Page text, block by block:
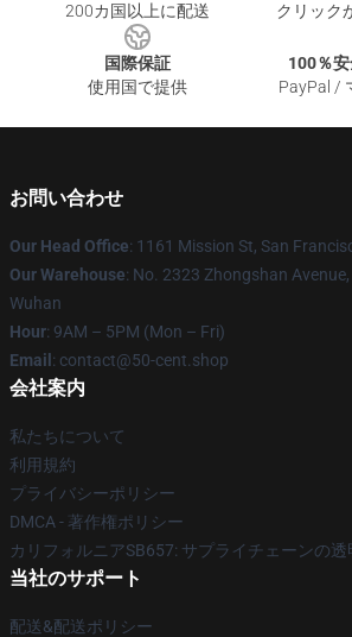
200カ国以上に配送
クリック
国際保証
使用国で提供
100％
PayPal /
お問い合わせ
Our Head Office: 1161 Mission St, San
Our Warehouse: No. 2323 Zhongshan
Wuhan
Hour: 9AM – 5PM (Mon – Fri)
Email : contact@50-cent.shop
会社案内
私たちについて
利用規約
プライバシーポリシー
DMCA - 著作権ポリシー
カリフォルニアSB657: サプライチェーンの透
当社のサポート
配送&配送ポリシー